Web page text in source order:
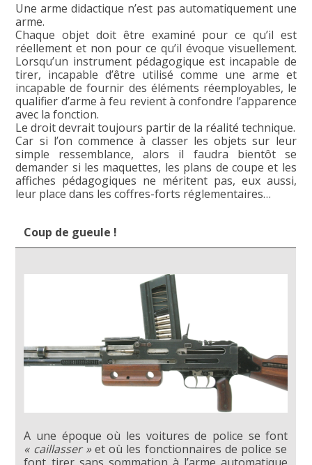
Une arme didactique n’est pas automatiquement une
arme.
Chaque objet doit être examiné pour ce qu’il est
réellement et non pour ce qu’il évoque visuellement.
Lorsqu’un instrument pédagogique est incapable de
tirer, incapable d’être utilisé comme une arme et
incapable de fournir des éléments réemployables, le
qualifier d’arme à feu revient à confondre l’apparence
avec la fonction.
Le droit devrait toujours partir de la réalité technique.
Car si l’on commence à classer les objets sur leur
simple ressemblance, alors il faudra bientôt se
demander si les maquettes, les plans de coupe et les
affiches pédagogiques ne méritent pas, eux aussi,
leur place dans les coffres-forts réglementaires…
Coup de gueule !
A une époque où les voitures de police se font
« caillasser »et où les fonctionnaires de police se